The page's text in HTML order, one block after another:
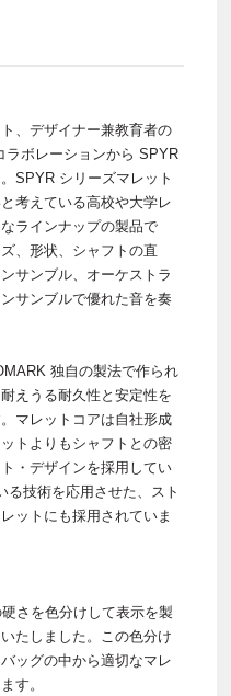
、デザイナー兼教育者の
ラボレーションから SPYR
SPYR シリーズマレット
考えている高校や大学レ
ラインナップの製品で
、形状、シャフトの直
サンブル、オーケストラ
サンブルで優れた音を奏
独自の製法で作られ
えうる耐久性と安定性を
マレットコアは自社形成
トよりもシャフトとの密
・デザインを採用してい
る技術を応用させた、スト
ットにも採用されていま
さを色分けして表示を製
たしました。この色分け
ッグの中から適切なマレ
す。